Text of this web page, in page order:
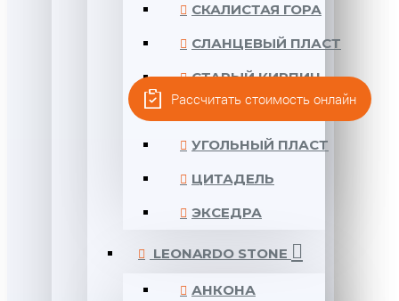
СКАЛИСТАЯ ГОРА
СЛАНЦЕВЫЙ ПЛАСТ
СТАРЫЙ КИРПИЧ
УГОЛЬНЫЙ ПЛАСТ
ЦИТАДЕЛЬ
ЭКСЕДРА
LEONARDO STONE
АНКОНА
Рассчитать стоимость онлайн